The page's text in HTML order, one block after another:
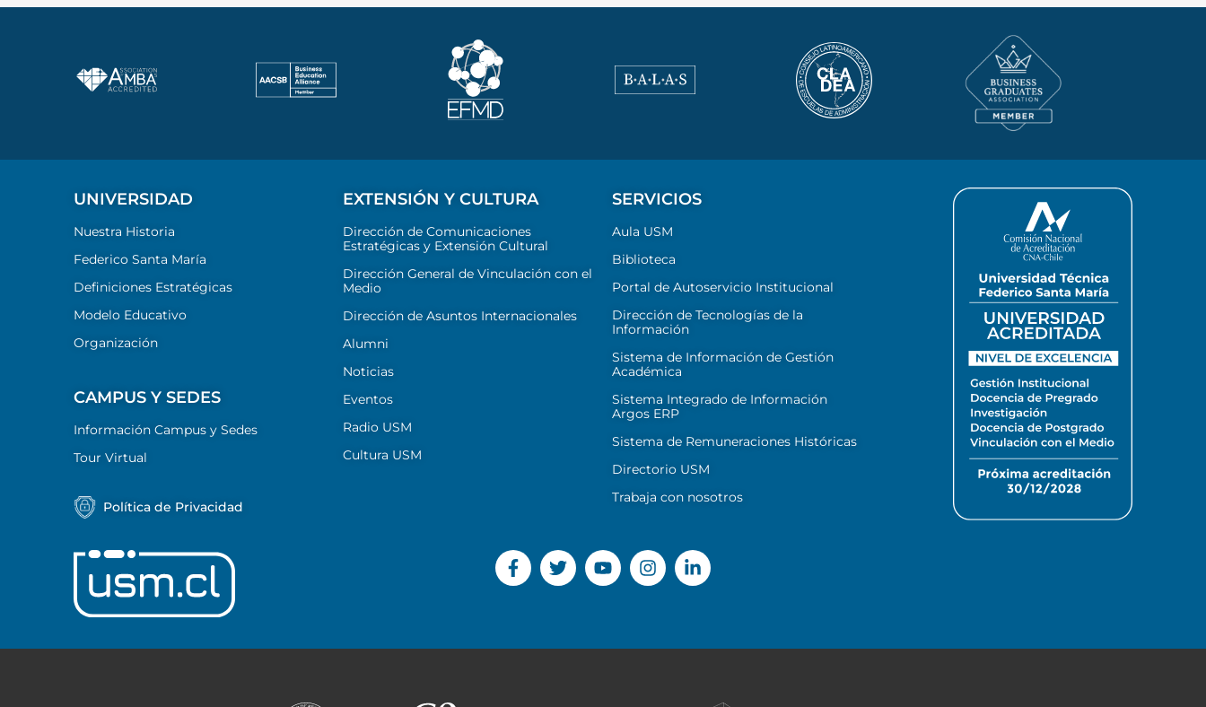
UNIVERSIDAD
Nuestra Historia
Federico Santa María
Definiciones Estratégicas
Modelo Educativo
Organización
CAMPUS Y SEDES
Información Campus y Sedes
Tour Virtual
Política de Privacidad
EXTENSIÓN Y CULTURA
Dirección de Comunicaciones
Estratégicas y Extensión Cultural
Dirección General de Vinculación con el
Medio
Dirección de Asuntos Internacionales
Alumni
Noticias
Eventos
Radio USM
Cultura USM
SERVICIOS
Aula USM
Biblioteca
Portal de Autoservicio Institucional
Dirección de Tecnologías de la
Información
Sistema de Información de Gestión
Académica
Sistema Integrado de Información
Argos ERP
Sistema de Remuneraciones Históricas
Directorio USM
Trabaja con nosotros